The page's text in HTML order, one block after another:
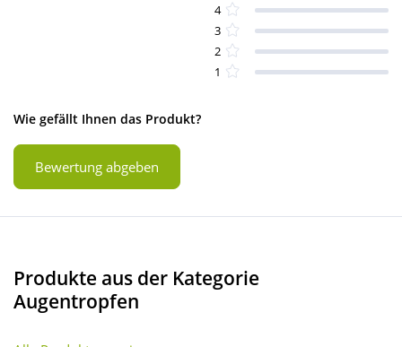
4
3
2
1
Wie gefällt Ihnen das Produkt?
Bewertung abgeben
Produkte aus der Kategorie
Augentropfen